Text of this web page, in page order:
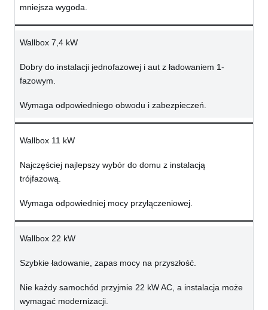
mniejsza wygoda.
Wallbox 7,4 kW
Dobry do instalacji jednofazowej i aut z ładowaniem 1-
fazowym.
Wymaga odpowiedniego obwodu i zabezpieczeń.
Wallbox 11 kW
Najczęściej najlepszy wybór do domu z instalacją
trójfazową.
Wymaga odpowiedniej mocy przyłączeniowej.
Wallbox 22 kW
Szybkie ładowanie, zapas mocy na przyszłość.
Nie każdy samochód przyjmie 22 kW AC, a instalacja może
wymagać modernizacji.